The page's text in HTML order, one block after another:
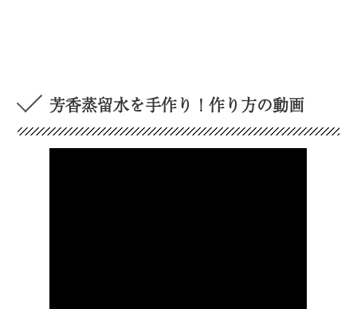
芳香蒸留水を手作り！作り方の動画